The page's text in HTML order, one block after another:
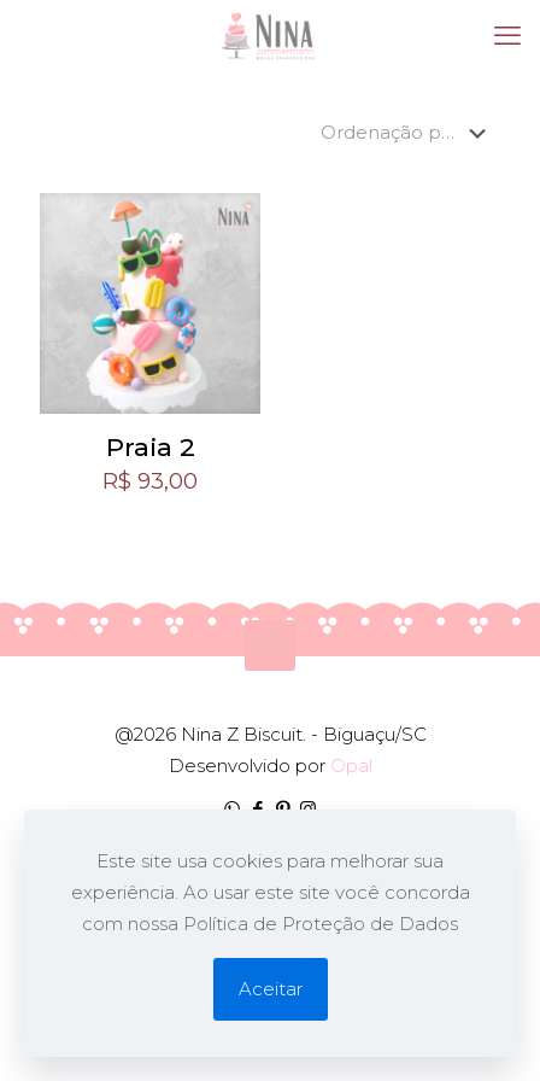
Praia 2
R$ 93,00
@2026 Nina Z Biscuit. - Biguaçu/SC
Desenvolvido por Opa!
Este site usa cookies para melhorar sua
experiência. Ao usar este site você concorda
com nossa Política de Proteção de Dados
Aceitar